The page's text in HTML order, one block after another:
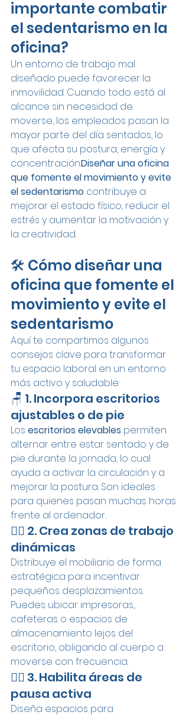
importante combatir
el sedentarismo en la
oficina?
Un entorno de trabajo mal
diseñado puede favorecer la
inmovilidad. Cuando todo está al
alcance sin necesidad de
moverse, los empleados pasan la
mayor parte del día sentados, lo
que afecta su postura, energía y
concentración.Diseñar una oficina
que fomente el movimiento y evite
el sedentarismo contribuye a
mejorar el estado físico, reducir el
estrés y aumentar la motivación y
la creatividad.
🛠️ Cómo diseñar una
oficina que fomente el
movimiento y evite el
sedentarismo
Aquí te compartimos algunos
consejos clave para transformar
tu espacio laboral en un entorno
más activo y saludable:
🪑 1. Incorpora escritorios
ajustables o de pie
Los escritorios elevables permiten
alternar entre estar sentado y de
pie durante la jornada, lo cual
ayuda a activar la circulación y a
mejorar la postura. Son ideales
para quienes pasan muchas horas
frente al ordenador.
🧍‍♂️ 2. Crea zonas de trabajo
dinámicas
Distribuye el mobiliario de forma
estratégica para incentivar
pequeños desplazamientos.
Puedes ubicar impresoras,
cafeteras o espacios de
almacenamiento lejos del
escritorio, obligando al cuerpo a
moverse con frecuencia.
🧘‍♀️ 3. Habilita áreas de
pausa activa
Diseña espacios para